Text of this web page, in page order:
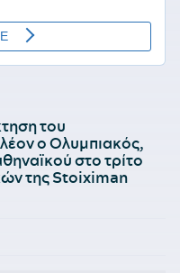
του
ο Ολυμπιακός,
στο τρίτο
της Stoiximan